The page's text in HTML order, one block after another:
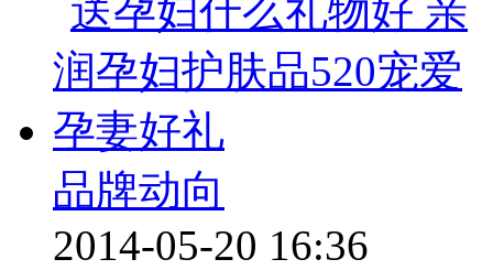
品牌动向
2014-05-20 16:36